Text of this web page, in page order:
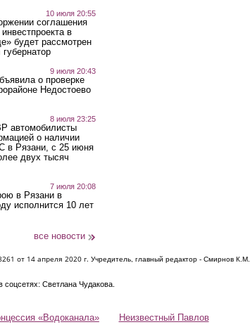
10 июля 20:55
соглашения
в
будет рассмотрен
9 июля 20:43
о проверке
Недостоево
8 июля 23:25
автомобилисты
о наличии
в Рязани, с 25 июня
двух тысяч
7 июля 20:08
в Рязани в
исполнится 10 лет
все новости
1 от 14 апреля 2020 г. Учредитель, главный редактор - Смирнов К.М.
Светлана Чудакова.
«Водоканала» Неизвестный Павлов